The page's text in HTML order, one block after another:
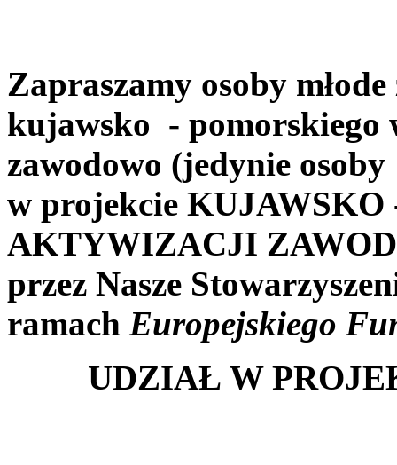
Zapraszamy osoby
kujawsko - pomorskiego
zawodowo (jedynie
w projekcie
AKTYWIZACJI
przez Nasze
ramach Europejskiego
UDZIAŁ W